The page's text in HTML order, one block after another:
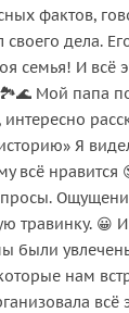
фактов,
дела.
семья! И всё
Мой папа
интересно
Я
всё нравится
травинку. 😀 И
были
нам
всё